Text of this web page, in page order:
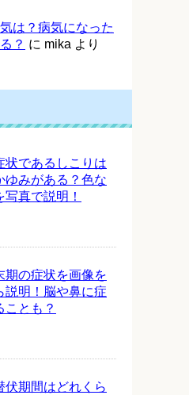
は？病気になった
？ に mika より
状であるしこりは
ゆみがある？色な
写真で説明！
期の症状を画像を
説明！脳や鼻に症
ことも？
伏期間はどれくら